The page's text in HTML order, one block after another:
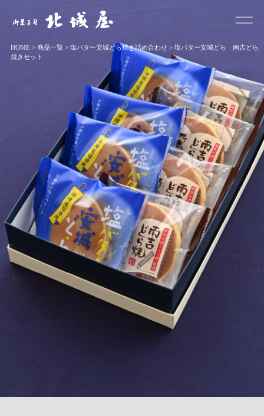
お菓子司 北城屋
HOME > 商品一覧> 塩バター安城どら焼き詰め合わせ> 塩バター安城どら 南吉どら
焼きセット